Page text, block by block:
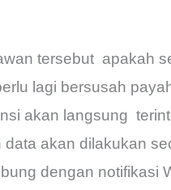
tersebut apakah
lagi bersusah
akan langsung
akan dilakukan
dengan notifikasi